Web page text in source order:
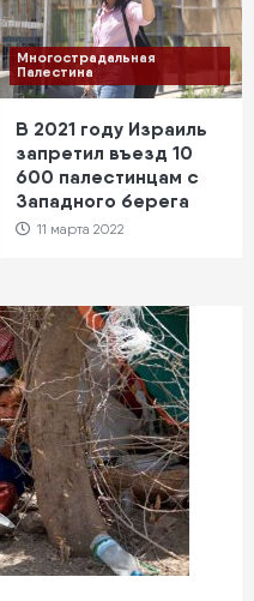
Многострадальная
Палестина
В 2021 году Израиль
запретил въезд 10
600 палестинцам с
Западного берега
11 марта 2022